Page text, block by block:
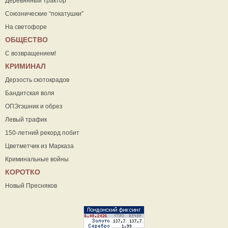
Союзнические “покатушки”
На светофоре
ОБЩЕСТВО
С возвращением!
КРИМИНАЛ
Дерзость скотокрадов
Бандитская воля
ОПЭгэшник и обрез
Левый трафик
150-летний рекорд побит
Цветметчик из Марказа
Криминальные войны
КОРОТКО
Новый Пресняков